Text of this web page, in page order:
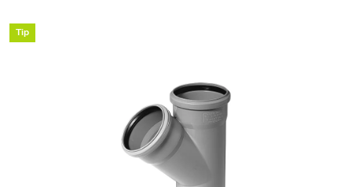
Tip